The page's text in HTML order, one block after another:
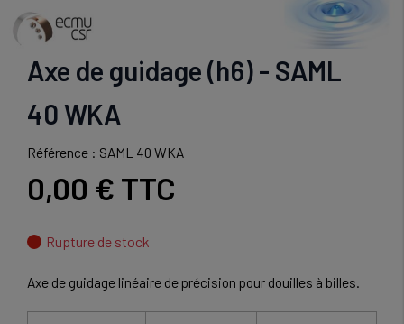
Axe de guidage (h6) - SAML
40 WKA
Référence : SAML 40 WKA
0,00 € TTC
Rupture de stock
Axe de guidage linéaire de précision pour douilles à billes.